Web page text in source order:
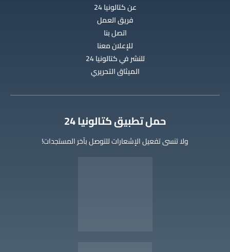
عن كتالونيا 24
فريق العمل
اتصل بنا
للإعلان معنا
للنشر في كتالونيا 24
الميثاق التحريري
‫حمل تطبيق كتالونيا 24
ولا تنسى تفعيل الإشعارات للتوصل بآخر المستجدات!